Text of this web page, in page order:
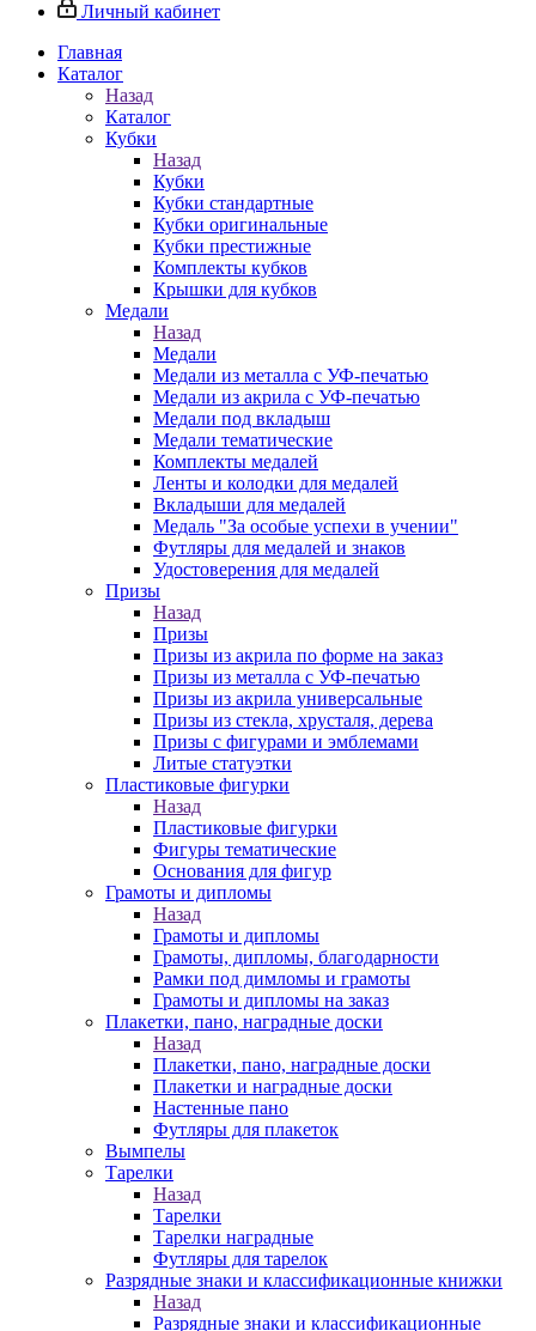
Личный кабинет
Главная
Каталог
Назад
Каталог
Кубки
Назад
Кубки
Кубки стандартные
Кубки оригинальные
Кубки престижные
Комплекты кубков
Крышки для кубков
Медали
Назад
Медали
Медали из металла с УФ-печатью
Медали из акрила с УФ-печатью
Медали под вкладыш
Медали тематические
Комплекты медалей
Ленты и колодки для медалей
Вкладыши для медалей
Медаль "За особые успехи в учении"
Футляры для медалей и знаков
Удостоверения для медалей
Призы
Назад
Призы
Призы из акрила по форме на заказ
Призы из металла с УФ-печатью
Призы из акрила универсальные
Призы из стекла, хрусталя, дерева
Призы с фигурами и эмблемами
Литые статуэтки
Пластиковые фигурки
Назад
Пластиковые фигурки
Фигуры тематические
Основания для фигур
Грамоты и дипломы
Назад
Грамоты и дипломы
Грамоты, дипломы, благодарности
Рамки под димломы и грамоты
Грамоты и дипломы на заказ
Плакетки, пано, наградные доски
Назад
Плакетки, пано, наградные доски
Плакетки и наградные доски
Настенные пано
Футляры для плакеток
Вымпелы
Тарелки
Назад
Тарелки
Тарелки наградные
Футляры для тарелок
Разрядные знаки и классификационные книжки
Назад
Разрядные знаки и классификационные